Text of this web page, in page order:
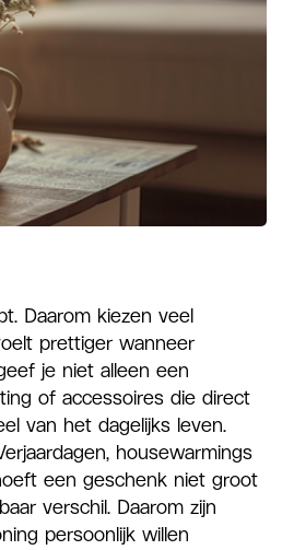
Daarom kiezen veel
prettiger wanneer
je niet alleen een
of accessoires die direct
van het dagelijks leven.
housewarmings
een geschenk niet groot
verschil. Daarom zijn
persoonlijk willen